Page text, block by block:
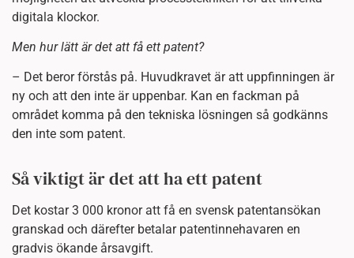
digitala klockor.
Men hur lätt är det att få ett patent?
– Det beror förstås på. Huvudkravet är att uppfinningen är
ny och att den inte är uppenbar. Kan en fackman på
området komma på den tekniska lösningen så godkänns
den inte som patent.
Så viktigt är det att ha ett patent
Det kostar 3 000 kronor att få en svensk patentansökan
granskad och därefter betalar patentinnehavaren en
gradvis ökande årsavgift.